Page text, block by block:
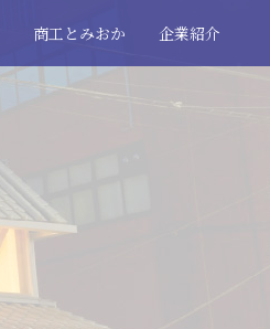
商工とみおか 企業紹介